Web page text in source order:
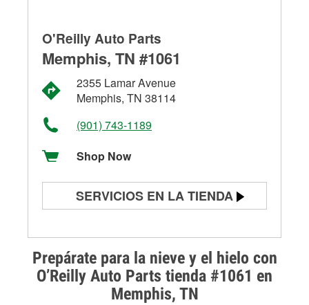
Prepárate para la nieve y el hielo con
O’Reilly Auto Parts tienda #1061 en
Memphis, TN
O'Reilly Auto Parts
Memphis, TN #1061
2355 Lamar Avenue
Memphis, TN 38114
(901) 743-1189
Shop Now
SERVICIOS EN LA TIENDA
Prueba de alternadores y
arrancadores
Revisión de la luz "Check Engine"